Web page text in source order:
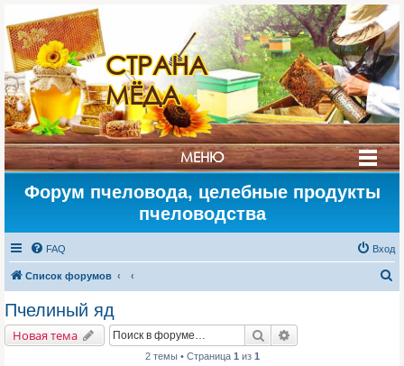
СТРАНА
МЁДА
МЕНЮ
Форум пчеловода, целебные продукты
пчеловодства
FAQ Вход
Список форумов
Пчелиный яд
Новая тема Поиск
2 темы • Страница 1 из 1